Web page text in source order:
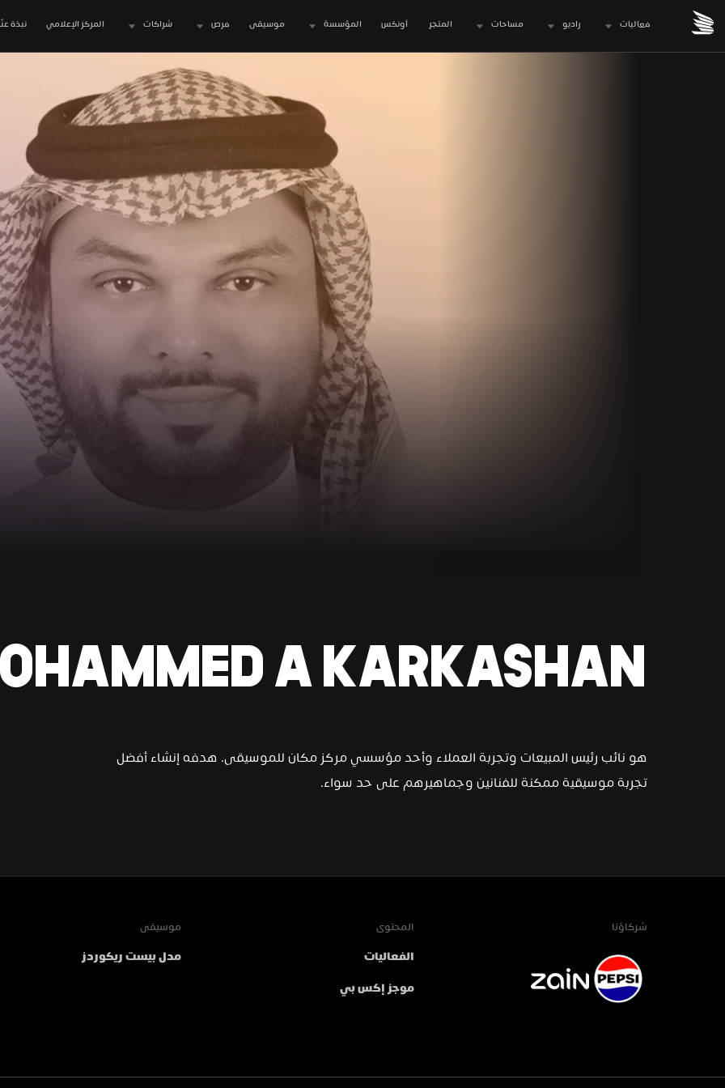
فعاليات راديو مساحات المتجر المؤسسة موسيقى فرص شراكات المركز الإعلامي نبذة
A KARKASHAN
تجربة موسيقية ممكنة للفنانين وجماهيرهم على حد سواء.
شركاؤنا المحتوى
الفعاليات
موجز إكس بي
موسيقى
مدل بيست ريكوردز